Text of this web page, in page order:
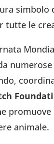
simbolo
tutte le
animale.